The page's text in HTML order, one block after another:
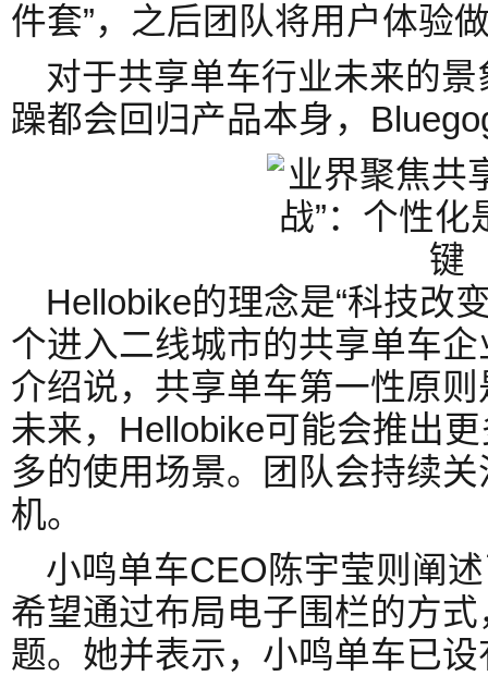
件套”，之后团队将用户体验
对于共享单车行业未来的
躁都会回归产品本身，
Hellobike的理念是“科技改
个进入二线城市的共享单车
介绍说，共享单车第一性原
未来，Hellobike可能会推出
多的使用场景。团队会持续
机。
小鸣单车CEO陈宇莹则阐
希望通过布局电子围栏的方
题。她并表示，小鸣单车已